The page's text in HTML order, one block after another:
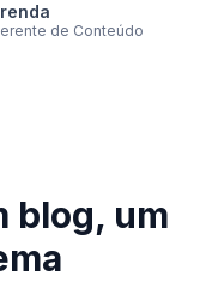
de Conteúdo
blog, um